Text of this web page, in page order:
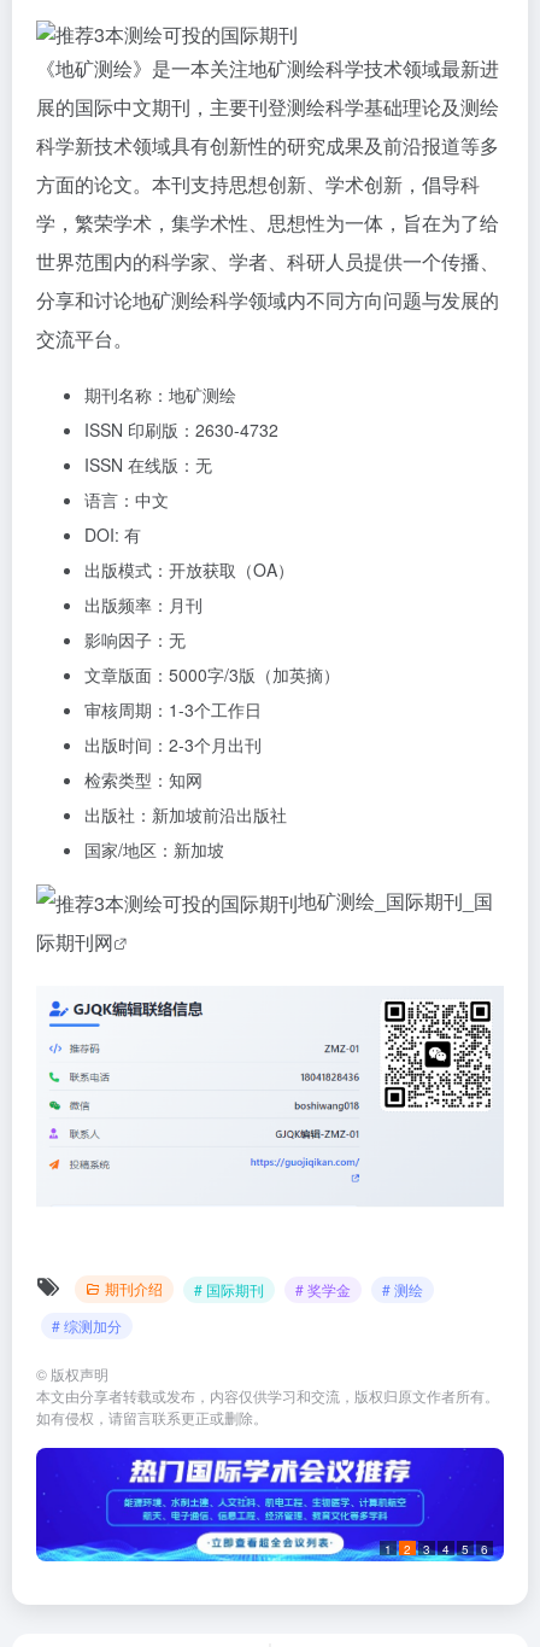
《地矿测绘》是一本关注地矿测绘科学技术领域最新进
展的国际中文期刊，主要刊登测绘科学基础理论及测绘
科学新技术领域具有创新性的研究成果及前沿报道等多
方面的论文。本刊支持思想创新、学术创新，倡导科
学，繁荣学术，集学术性、思想性为一体，旨在为了给
世界范围内的科学家、学者、科研人员提供一个传播、
分享和讨论地矿测绘科学领域内不同方向问题与发展的
交流平台。
期刊名称：地矿测绘
ISSN 印刷版：2630-4732
ISSN 在线版：无
语言：中文
DOI: 有
出版模式：开放获取（OA）
出版频率：月刊
影响因子：无
文章版面：5000字/3版（加英摘）
审核周期：1-3个工作日
出版时间：2-3个月出刊
检索类型：知网
出版社：新加坡前沿出版社
国家/地区：新加坡
地矿测绘_国际期刊_国
际期刊网
期刊介绍 # 国际期刊 # 奖学金
# 测绘
# 综测加分
© 版权声明
本文由分享者转载或发布，内容仅供学习和交流，版权归原文作者所有。
如有侵权，请留言联系更正或删除。
1 2 3 4 5 6